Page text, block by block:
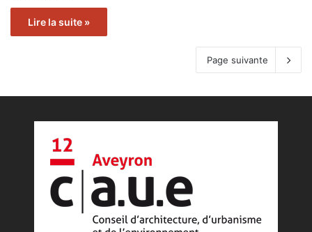
Lire la suite »
Page suivante